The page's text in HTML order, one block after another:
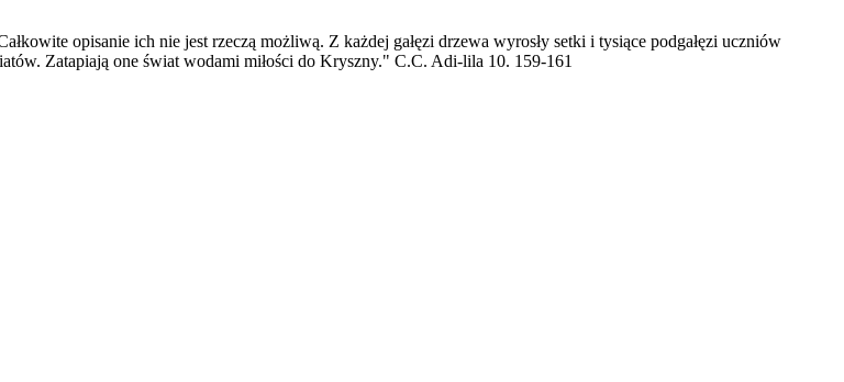
opisanie ich nie jest rzeczą możliwą. Z każdej gałęzi drzewa wyrosły setki i tysiące podgałęzi uczniów
Zatapiają one świat wodami miłości do Kryszny." C.C. Adi-lila 10. 159-161